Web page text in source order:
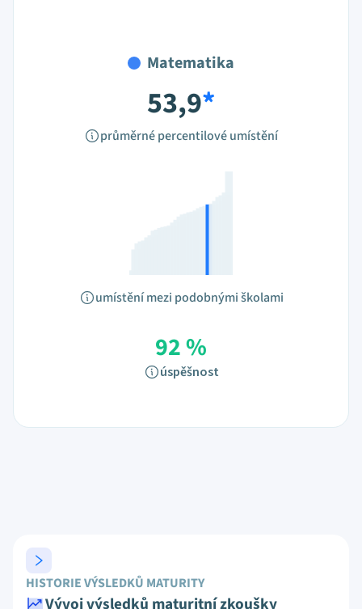
Matematika
53,9*
průměrné percentilové umístění
umístění mezi podobnými školami
92 %
úspěšnost
HISTORIE VÝSLEDKŮ MATURITY
Vývoj výsledků maturitní zkoušky